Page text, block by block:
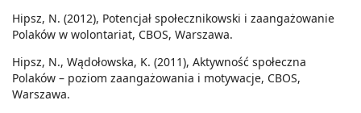
Hipsz, N. (2012), Potencjał społecznikowski i zaangażowanie
Polaków w wolontariat, CBOS, Warszawa.
Hipsz, N., Wądołowska, K. (2011), Aktywność społeczna
Polaków – poziom zaangażowania i motywacje, CBOS,
Warszawa.